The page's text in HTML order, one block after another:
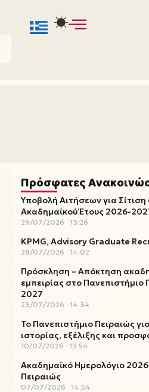
Πρόσφατες
Υποβολή Αιτήσεων για
Ακαδημαϊκού Έτους 2026-
29/07/2026 13:26
KPMG, Advisory Graduate
28/07/2026 14:02
Πρόσκληση – Απόκτηση
εμπειρίας στο Πανεπιστήμιο
2027
23/07/2026 14:34
Το Πανεπιστήμιο Πειραιώς
ιστορίας, εξέλιξης και
10/07/2026 13:54
Ακαδημαϊκό Ημερολόγιο
Πειραιώς
07/07/2026 14:54